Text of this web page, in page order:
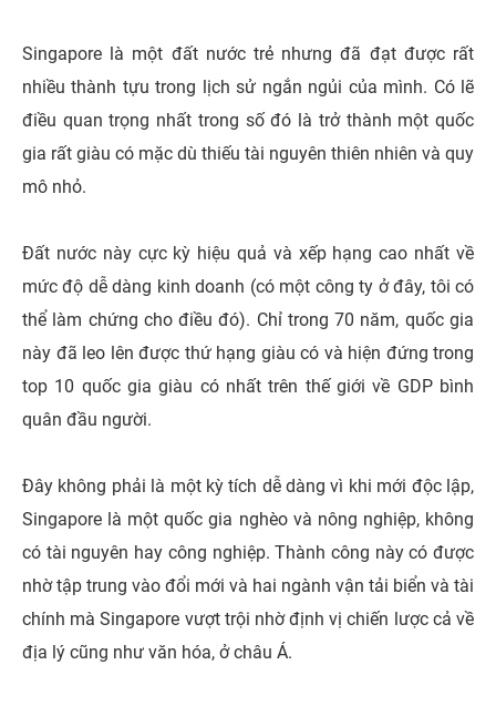
Singapore là một đất nước trẻ nhưng đã đạt được rất
nhiều thành tựu trong lịch sử ngắn ngủi của mình. Có lẽ
điều quan trọng nhất trong số đó là trở thành một quốc
gia rất giàu có mặc dù thiếu tài nguyên thiên nhiên và quy
mô nhỏ.
Đất nước này cực kỳ hiệu quả và xếp hạng cao nhất về
mức độ dễ dàng kinh doanh (có một công ty ở đây, tôi có
thể làm chứng cho điều đó). Chỉ trong 70 năm, quốc gia
này đã leo lên được thứ hạng giàu có và hiện đứng trong
top 10 quốc gia giàu có nhất trên thế giới về GDP bình
quân đầu người.
Đây không phải là một kỳ tích dễ dàng vì khi mới độc lập,
Singapore là một quốc gia nghèo và nông nghiệp, không
có tài nguyên hay công nghiệp. Thành công này có được
nhờ tập trung vào đổi mới và hai ngành vận tải biển và tài
chính mà Singapore vượt trội nhờ định vị chiến lược cả về
địa lý cũng như văn hóa, ở châu Á.